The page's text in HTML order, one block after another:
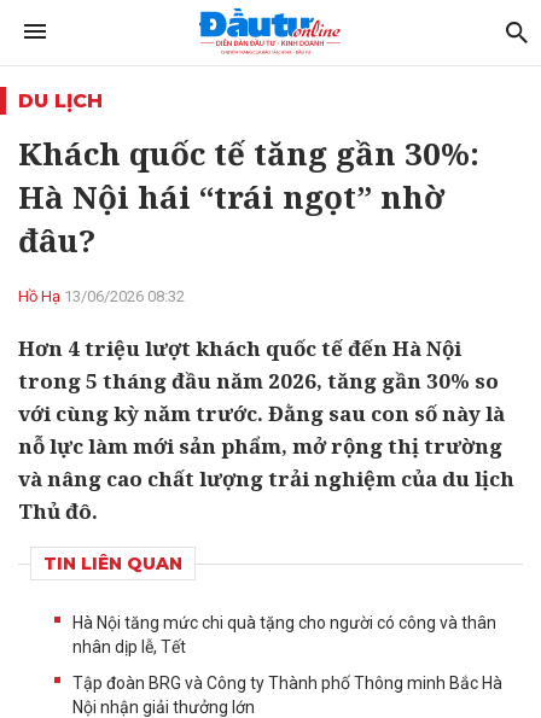
DU LỊCH
Khách quốc tế tăng gần 30%:
Hà Nội hái “trái ngọt” nhờ
đâu?
Hồ Hạ 13/06/2026 08:32
Hơn 4 triệu lượt khách quốc tế đến Hà Nội
trong 5 tháng đầu năm 2026, tăng gần 30% so
với cùng kỳ năm trước. Đằng sau con số này là
nỗ lực làm mới sản phẩm, mở rộng thị trường
và nâng cao chất lượng trải nghiệm của du lịch
Thủ đô.
TIN LIÊN QUAN
Hà Nội tăng mức chi quà tặng cho người có công và thân
nhân dịp lễ, Tết
Tập đoàn BRG và Công ty Thành phố Thông minh Bắc Hà
Nội nhận giải thưởng lớn